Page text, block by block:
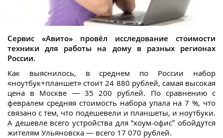
Сервис «Авито» провёл исследование стоимости
техники для работы на дому в разных регионах
России.
Как выяснилось, в среднем по России набор
«ноутбук+планшет» стоит 24 880 рублей, самая высокая
цена в Москве — 35 200 рублей. По сравнению с
февралем средняя стоимость набора упала на 7 %, что
связано с тем, что подешевели и планшеты, и ноутбуки.
А дешевле всего устройства для “хоум-офис” обойдутся
жителям Ульяновска — всего 17 070 рублей.